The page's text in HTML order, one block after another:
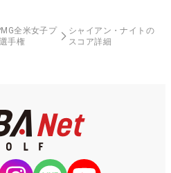
全米女子プ
手権
シャイアン・ナイトの
スコア詳細